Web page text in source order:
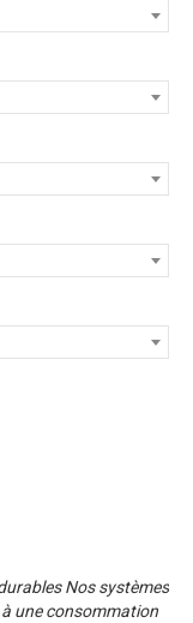
Nos systèmes
une consommation